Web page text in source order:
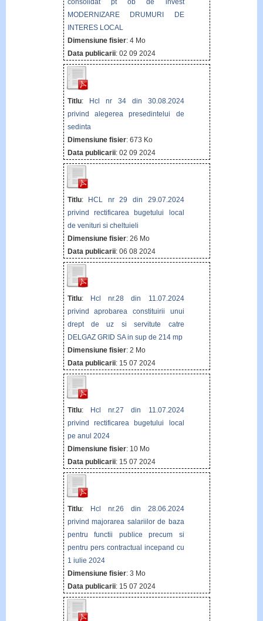
consolidat pt ob de invest
MODERNIZARE DRUMURI DE
INTERES LOCAL
Dimensiune fisier: 4 Mo
Data publicarii: 02 09 2024
Titlu: Hcl nr 34 din 30.08.2024
privind alegerea presedintelui de
sedinta
Dimensiune fisier: 673 Ko
Data publicarii: 02 09 2024
Titlu: HCL nr 29 din 29.07.2024
privind rectificarea bugetului local
de venituri si cheltuieli
Dimensiune fisier: 26 Mo
Data publicarii: 06 08 2024
Titlu:
Hcl nr.28 din 11.07.2024
privind aprobarea constituirii unui
drept de uz si servitute catre
DELGAZ GRID SA in sup de 214 mp
Dimensiune fisier: 2 Mo
Data publicarii: 15 07 2024
Titlu:
Hcl nr.27 din 11.07.2024
privind rectificarea bugetului local
pe anul 2024
Dimensiune fisier: 10 Mo
Data publicarii: 15 07 2024
Titlu:
Hcl nr.26 din 28.06.2024
privind majorarea salariilor de baza
pentru functii publice precum si
pentru pers contractual incepand cu
1 iulie 2024
Dimensiune fisier: 3 Mo
Data publicarii: 15 07 2024